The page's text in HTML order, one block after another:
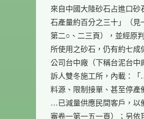
來自中國大陸砂石占進口砂
石產量約百分之三十」（見
第二○、二三頁），並經原
所使用之砂石，仍有約七成
公司台中廠（下稱台泥台中
訴人雙冬施工所，內載：
料源、限制接單、甚至停
…已減量供應民間客戶，以
審卷一第一五一頁）；另依